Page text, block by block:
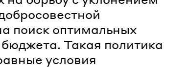
поиск оптимальных
Такая политика
условия